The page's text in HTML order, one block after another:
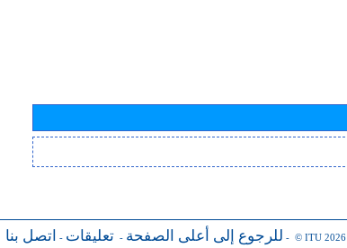
للرجوع إلى أعلى الصفحة - تعليقات - اتصل بنا - © ITU 2026